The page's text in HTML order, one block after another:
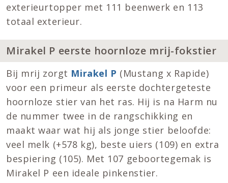
exterieurtopper met 111 beenwerk en 113
totaal exterieur.
Mirakel P eerste hoornloze mrij-fokstier
Bij mrij zorgt Mirakel P (Mustang x Rapide)
voor een primeur als eerste dochtergeteste
hoornloze stier van het ras. Hij is na Harm nu
de nummer twee in de rangschikking en
maakt waar wat hij als jonge stier beloofde:
veel melk (+578 kg), beste uiers (109) en extra
bespiering (105). Met 107 geboortegemak is
Mirakel P een ideale pinkenstier.